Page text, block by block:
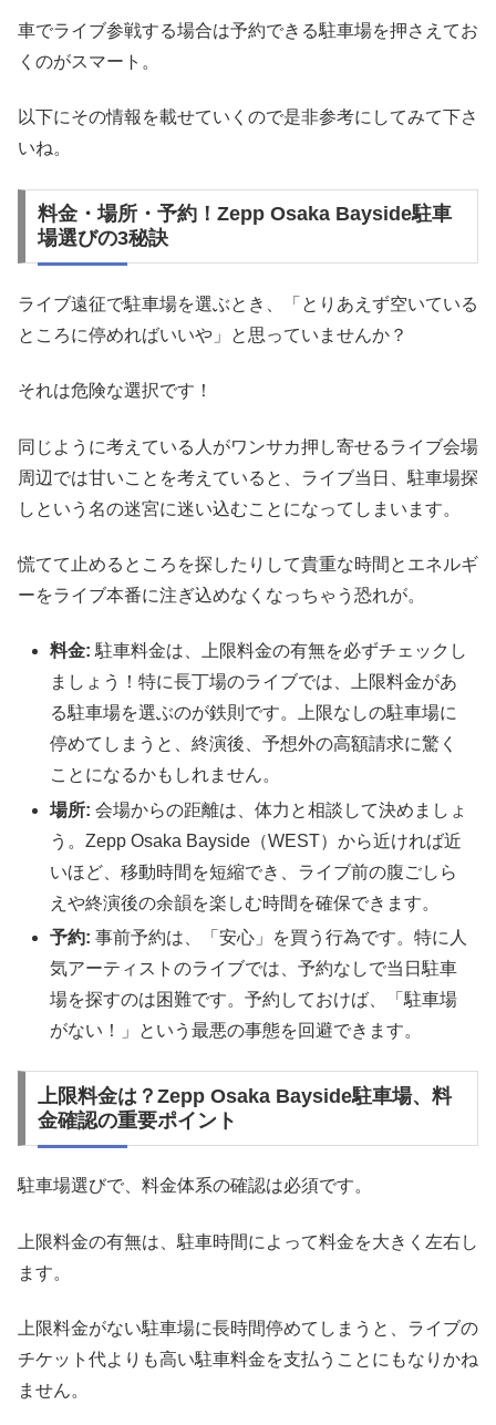
車でライブ参戦する場合は予約できる駐車場を押さえてお
くのがスマート。
以下にその情報を載せていくので是非参考にしてみて下さ
いね。
料金・場所・予約！Zepp Osaka Bayside駐車
場選びの3秘訣
ライブ遠征で駐車場を選ぶとき、「とりあえず空いている
ところに停めればいいや」と思っていませんか？
それは危険な選択です！
同じように考えている人がワンサカ押し寄せるライブ会場
周辺では甘いことを考えていると、ライブ当日、駐車場探
しという名の迷宮に迷い込むことになってしまいます。
慌てて止めるところを探したりして貴重な時間とエネルギ
ーをライブ本番に注ぎ込めなくなっちゃう恐れが。
料金: 駐車料金は、上限料金の有無を必ずチェックし
ましょう！特に長丁場のライブでは、上限料金があ
る駐車場を選ぶのが鉄則です。上限なしの駐車場に
停めてしまうと、終演後、予想外の高額請求に驚く
ことになるかもしれません。
場所: 会場からの距離は、体力と相談して決めましょ
う。Zepp Osaka Bayside（WEST）から近ければ近
いほど、移動時間を短縮でき、ライブ前の腹ごしら
えや終演後の余韻を楽しむ時間を確保できます。
予約: 事前予約は、「安心」を買う行為です。特に人
気アーティストのライブでは、予約なしで当日駐車
場を探すのは困難です。予約しておけば、「駐車場
がない！」という最悪の事態を回避できます。
上限料金は？Zepp Osaka Bayside駐車場、料
金確認の重要ポイント
駐車場選びで、料金体系の確認は必須です。
上限料金の有無は、駐車時間によって料金を大きく左右し
ます。
上限料金がない駐車場に長時間停めてしまうと、ライブの
チケット代よりも高い駐車料金を支払うことにもなりかね
ません。